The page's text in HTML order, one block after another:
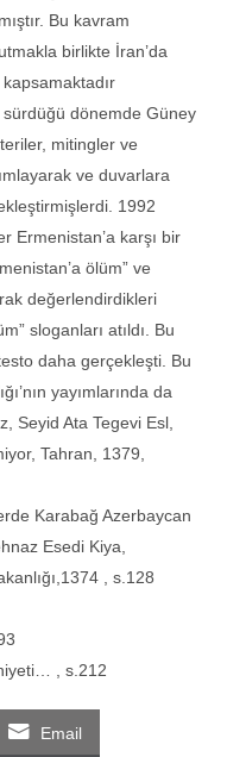
Bu kavram
birlikte İran’da
sürdüğü dönemde Güney
mitingler ve
ve duvarlara
1992
Ermenistan’a karşı bir
ölüm” ve
değerlendirdikleri
sloganları atıldı. Bu
daha gerçekleşti. Bu
yayımlarında da
Seyid Ata Tegevi Esl,
Tahran, 1379,
Karabağ Azerbaycan
Esedi Kiya,
, s.128
, s.212
Email